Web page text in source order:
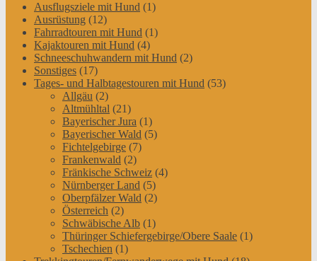
Ausflugsziele mit Hund (1)
Ausrüstung (12)
Fahrradtouren mit Hund (1)
Kajaktouren mit Hund (4)
Schneeschuhwandern mit Hund (2)
Sonstiges (17)
Tages- und Halbtagestouren mit Hund (53)
Allgäu (2)
Altmühltal (21)
Bayerischer Jura (1)
Bayerischer Wald (5)
Fichtelgebirge (7)
Frankenwald (2)
Fränkische Schweiz (4)
Nürnberger Land (5)
Oberpfälzer Wald (2)
Österreich (2)
Schwäbische Alb (1)
Thüringer Schiefergebirge/Obere Saale (1)
Tschechien (1)